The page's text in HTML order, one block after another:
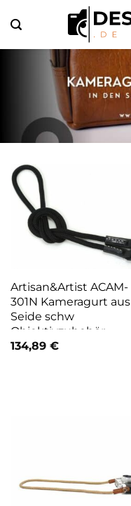
Inhalt
springen
Artisan&Artist ACAM-
301N Kameragurt aus
Seide schw
Objektivzubehör
134,89 €